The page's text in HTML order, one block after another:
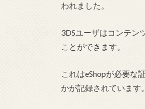
われました。
3DSユーザはコンテン
ことができます。
これはeShopが必要な
かが記録されています。